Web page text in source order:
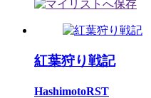
紅葉狩り戦記
HashimotoRST